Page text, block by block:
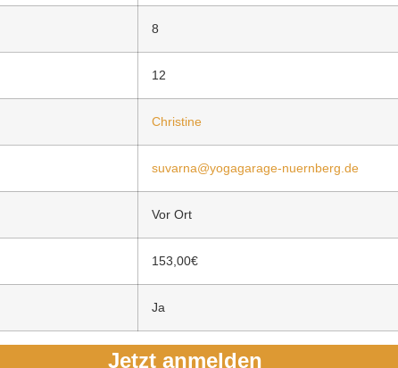
8
12
Christine
suvarna@yogagarage-nuernberg.de
Vor Ort
153,00€
Ja
Jetzt anmelden